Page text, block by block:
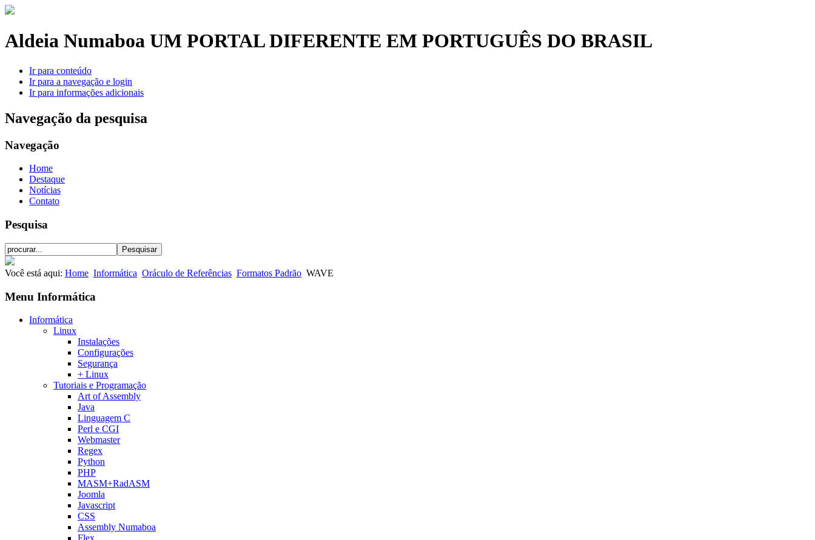
Aldeia Numaboa UM PORTAL DIFERENTE EM PORTUGUÊS DO BRASIL
Ir para conteúdo
Ir para a navegação e login
Ir para informações adicionais
Navegação da pesquisa
Navegação
Home
Destaque
Notícias
Contato
Pesquisa
Você está aqui: Home Informática Oráculo de Referências Formatos Padrão WAVE
Menu Informática
Informática
Linux
Instalações
Configurações
Segurança
+ Linux
Tutoriais e Programação
Art of Assembly
Java
Linguagem C
Perl e CGI
Webmaster
Regex
Python
PHP
MASM+RadASM
Joomla
Javascript
CSS
Assembly Numaboa